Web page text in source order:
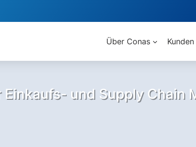
Über Conas Kunden
und Supply Chain